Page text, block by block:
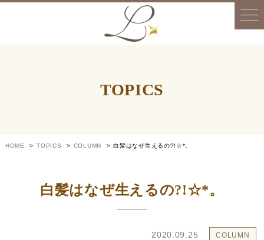
TOPICS
HOME TOPICS COLUMN 白髪はなぜ生えるの?!☆*。
白髪はなぜ生えるの?!☆*。
2020.09.25 COLUMN